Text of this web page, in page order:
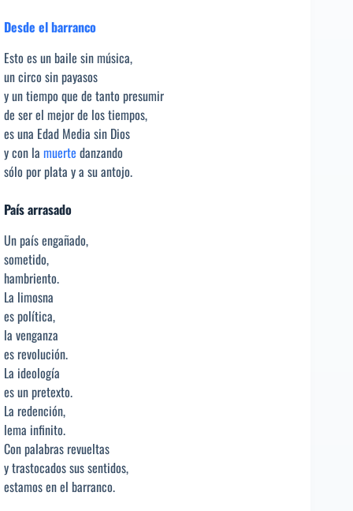
Desde el barranco
Esto es un baile sin música,
un circo sin payasos
y un tiempo que de tanto presumir
de ser el mejor de los tiempos,
es una Edad Media sin Dios
y con la muerte danzando
sólo por plata y a su antojo.
País arrasado
Un país engañado,
sometido,
hambriento.
La limosna
es política,
la venganza
es revolución.
La ideología
es un pretexto.
La redención,
lema infinito.
Con palabras revueltas
y trastocados sus sentidos,
estamos en el barranco.